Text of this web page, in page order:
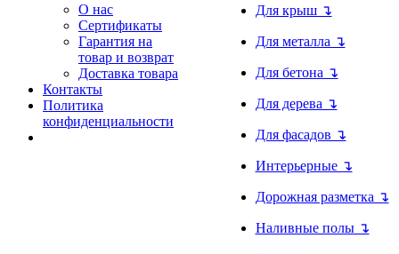
О нас
Сертификаты
Гарантия на
товар и возврат
Доставка товара
Контакты
Политика
конфиденциальности
Для крыш ↴
Для металла ↴
Для бетона ↴
Для дерева ↴
Для фасадов ↴
Интерьерные ↴
Дорожная разметка ↴
Наливные полы ↴